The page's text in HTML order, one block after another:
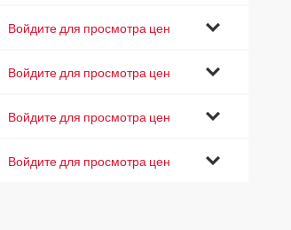
Войдите для просмотра цен
Войдите для просмотра цен
Войдите для просмотра цен
Войдите для просмотра цен